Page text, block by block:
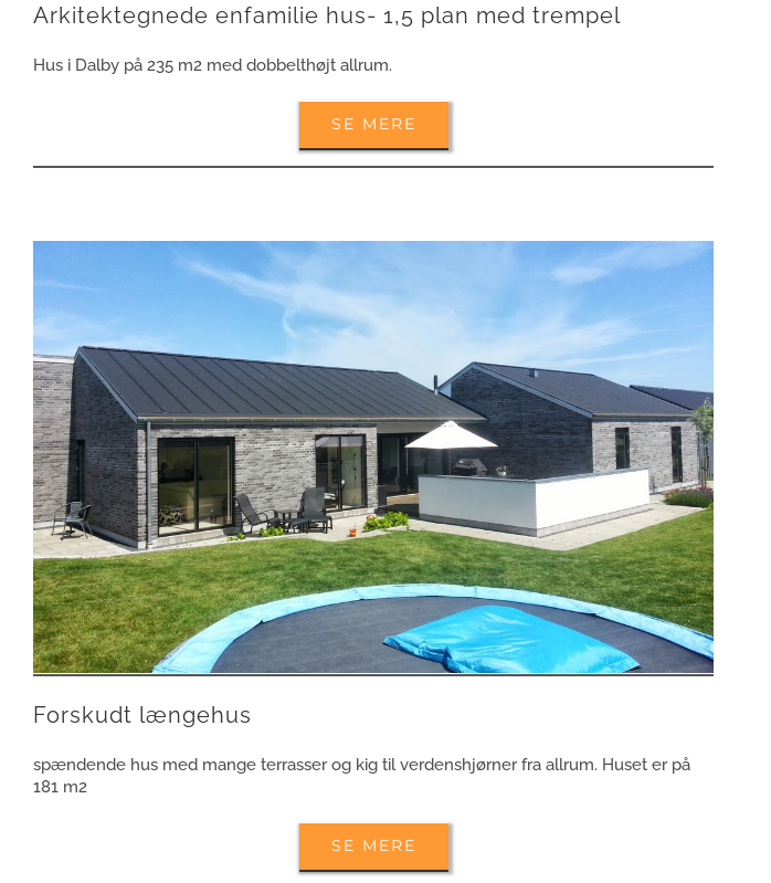
Arkitektegnede enfamilie hus- 1,5 plan med trempel
Hus i Dalby på 235 m2 med dobbelthøjt allrum.
SE MERE
Forskudt længehus
spændende hus med mange terrasser og kig til verdenshjørner fra allrum. Huset er på
181 m2
SE MERE